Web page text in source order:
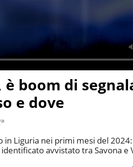
boom di
e dove
in Liguria nei primi mesi del
avvistato tra Savona e